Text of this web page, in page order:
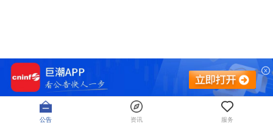
公告 资讯 服务